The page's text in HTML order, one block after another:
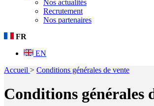
Nos actualités
Recrutement
Nos partenaires
FR
EN
Accueil > Conditions générales de vente
Conditions générales